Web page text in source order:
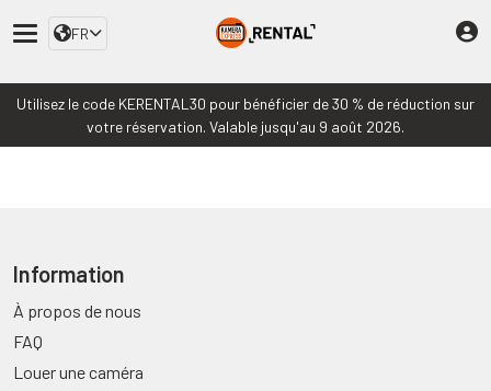
FR
Utilisez le code KERENTAL30 pour bénéficier de 30 % de réduction sur
votre réservation. Valable jusqu'au 9 août 2026.
Information
À propos de nous
FAQ
Louer une caméra